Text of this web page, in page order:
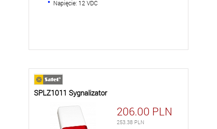
Napięcie: 12 VDC
SPLZ1011 Sygnalizator
206.00 PLN
253.38 PLN